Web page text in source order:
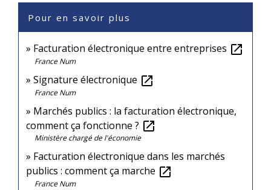
Pour en savoir plus
Facturation électronique entre entreprises open_in_new
France Num
Signature électronique open_in_new
France Num
Marchés publics : la facturation électronique,
comment ça fonctionne ? open_in_new
Ministère chargé de l'économie
Facturation électronique dans les marchés
publics : comment ça marche open_in_new
France Num